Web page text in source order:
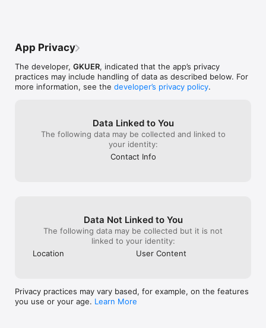
App Privacy
The developer, GKUER, indicated that the app’s privacy
practices may include handling of data as described below. For
more information, see the developer’s privacy policy.
Data Linked to You
The following data may be collected and linked to
your identity:
Contact Info
Data Not Linked to You
The following data may be collected but it is not
linked to your identity:
Location
User Content
Privacy practices may vary based, for example, on the features
you use or your age. Learn More